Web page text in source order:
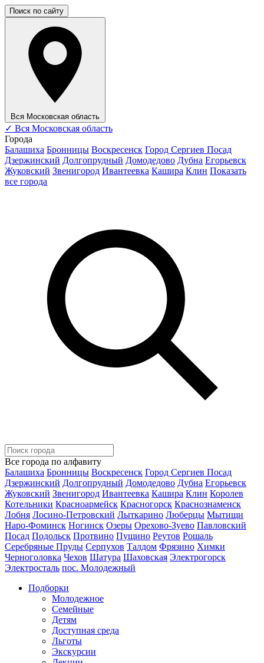
Поиск по сайту
Вся Московская область
✓ Вся Московская область
Города
Балашиха Бронницы Воскресенск Город Сергиев Посад
Дзержинский Долгопрудный Домодедово Дубна Егорьевск
Жуковский Звенигород Ивантеевка Кашира Клин Показать
все города
Все города по алфавиту
Балашиха Бронницы Воскресенск Город Сергиев Посад
Дзержинский Долгопрудный Домодедово Дубна Егорьевск
Жуковский Звенигород Ивантеевка Кашира Клин Королев
Котельники Красноармейск Красногорск Краснознаменск
Лобня Лосино-Петровский Лыткарино Люберцы Мытищи
Наро-Фоминск Ногинск Озеры Орехово-Зуево Павловский
Посад Подольск Протвино Пущино Реутов Рошаль
Серебряные Пруды Серпухов Талдом Фрязино Химки
Черноголовка Чехов Шатура Шаховская Электрогорск
Электросталь пос. Молодежный
Подборки
Молодежное
Семейные
Детям
Доступная среда
Льготы
Экскурсии